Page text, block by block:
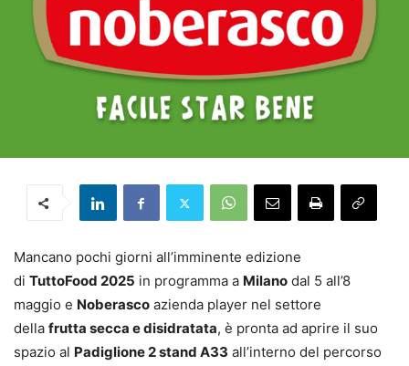
Mancano pochi giorni all’imminente edizione
di TuttoFood 2025 in programma a Milano dal 5 all’8
maggio e Noberasco azienda player nel settore
della frutta secca e disidratata, è pronta ad aprire il suo
spazio al Padiglione 2 stand A33 all’interno del percorso